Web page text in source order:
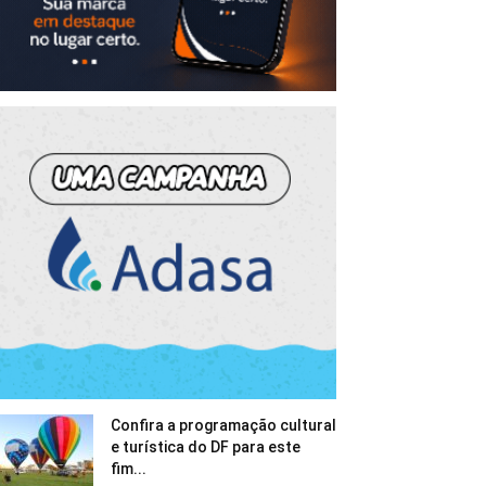
Confira a programação cultural
e turística do DF para este
fim...